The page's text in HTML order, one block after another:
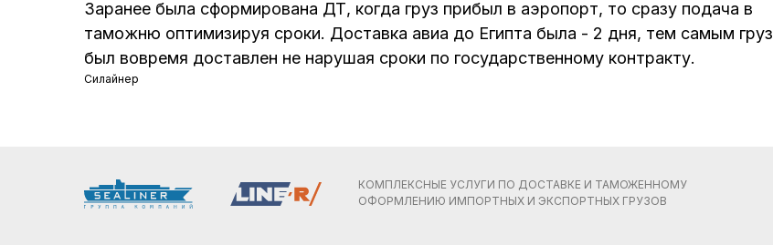
Заранее была сформирована ДТ, когда груз прибыл в аэропорт, то сразу подача в
таможню оптимизируя сроки. Доставка авиа до Египта была - 2 дня, тем самым груз
был вовремя доставлен не нарушая сроки по государственному контракту.
Силайнер
КОМПЛЕКСНЫЕ УСЛУГИ ПО ДОСТАВКЕ И ТАМОЖЕННОМУ
ОФОРМЛЕНИЮ ИМПОРТНЫХ И ЭКСПОРТНЫХ ГРУЗОВ